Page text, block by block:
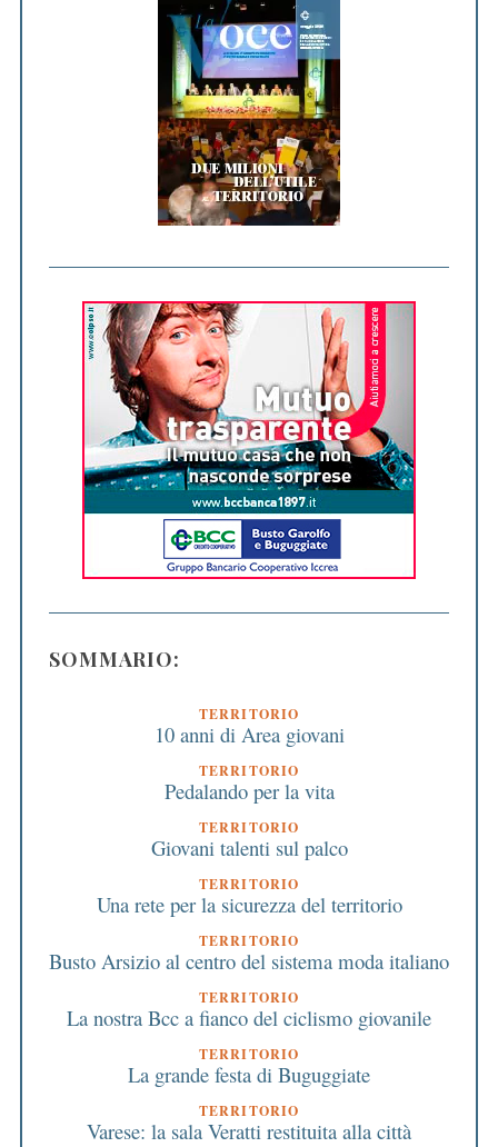
SOMMARIO:
TERRITORIO
10 anni di Area giovani
TERRITORIO
Pedalando per la vita
TERRITORIO
Giovani talenti sul palco
TERRITORIO
Una rete per la sicurezza del territorio
TERRITORIO
Busto Arsizio al centro del sistema moda italiano
TERRITORIO
La nostra Bcc a fianco del ciclismo giovanile
TERRITORIO
La grande festa di Buguggiate
TERRITORIO
Varese: la sala Veratti restituita alla città